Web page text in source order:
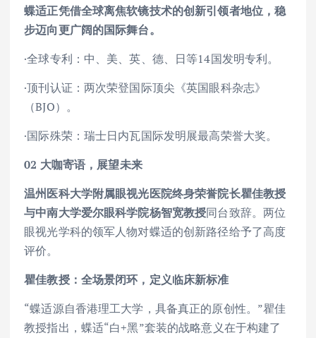
蝶适正凭借全球离焦软镜技术的创新引领者地位，稳
步迈向更广阔的国际舞台。
·全球专利：中、美、英、德、日等14国发明专利。
·顶刊认证：两次荣登国际顶尖《英国眼科杂志》
（BJO）。
·国际殊荣：瑞士日内瓦国际发明展最高荣誉大奖。
02 大咖寄语，展望未来
温州医科大学附属眼视光医院终身荣誉院长瞿佳教授
与中南大学爱尔眼科学院杨智宽教授同台致辞。两位
眼视光学科的领军人物对蝶适的创新路径给予了高度
评价。
瞿佳教授：全场景闭环，定义临床新标准
“蝶适源自香港理工大学，具备真正的原创性。”瞿佳
教授指出，蝶适“白+黑”套装的战略意义在于构建了